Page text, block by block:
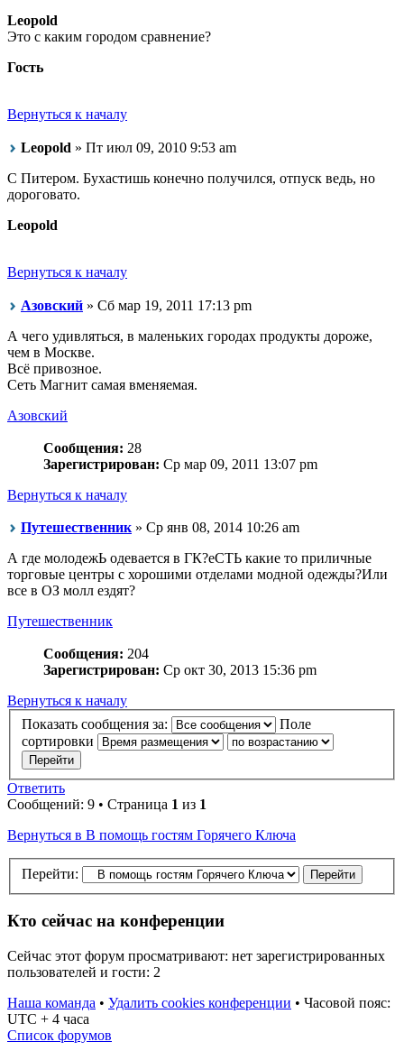
Leopold
Это с каким городом сравнение?
Гость
Вернуться к началу
Leopold » Пт июл 09, 2010 9:53 am
С Питером. Бухастишь конечно получился, отпуск ведь, но
дороговато.
Leopold
Вернуться к началу
Азовский » Сб мар 19, 2011 17:13 pm
А чего удивляться, в маленьких городах продукты дороже,
чем в Москве.
Всё привозное.
Сеть Магнит самая вменяемая.
Азовский
Сообщения: 28
Зарегистрирован: Ср мар 09, 2011 13:07 pm
Вернуться к началу
Путешественник» Ср янв 08, 2014 10:26 am
А где молодежЬ одевается в ГК?еСТЬ какие то приличные
торговые центры с хорошими отделами модной одежды?Или
все в ОЗ молл ездят?
Путешественник
Сообщения: 204
Зарегистрирован: Ср окт 30, 2013 15:36 pm
Вернуться к началу
Показать сообщения за:
Поле
сортировки
Ответить
Сообщений: 9 • Страница 1 из 1
Вернуться в В помощь гостям Горячего Ключа
Перейти:
Кто сейчас на конференции
Сейчас этот форум просматривают: нет зарегистрированных
пользователей и гости: 2
Наша команда • Удалить cookies конференции • Часовой пояс:
UTC + 4 часа
Список форумов